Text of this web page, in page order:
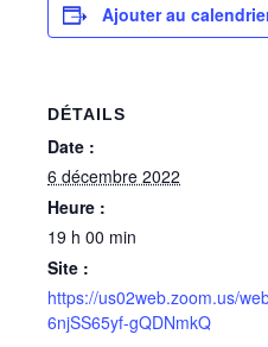
Ajouter au
DÉTAILS
Date :
6 décembre 2022
Heure :
19 h 00 min
Site :
https://us02web.zoom.us/
6njSS65yf-gQDNmkQ